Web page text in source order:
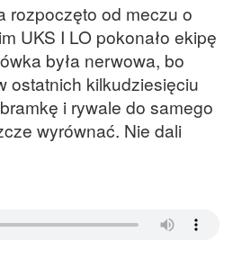
rozpoczęto od meczu o
UKS I LO pokonało ekipę
była nerwowa, bo
ostatnich kilkudziesięciu
i rywale do samego
wyrównać. Nie dali